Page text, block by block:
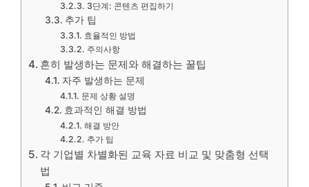
3단계: 콘텐츠 편집하기
추가 팁
효율적인 방법
주의사항
흔히 발생하는 문제와 해결하는 꿀팁
자주 발생하는 문제
문제 상황 설명
효과적인 해결 방법
해결 방안
추가 팁
각 기업별 차별화된 교육 자료 비교 및 맞춤형 선택
법